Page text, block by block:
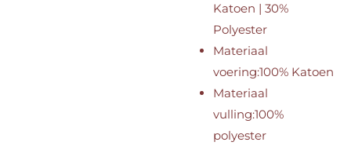
Katoen | 30%
Polyester
Materiaal
voering:100% Katoen
Materiaal
vulling:100%
polyester